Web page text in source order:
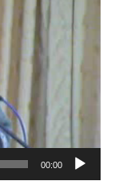
00:00